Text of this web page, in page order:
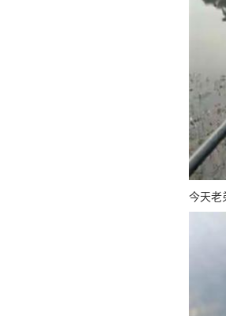
今天老